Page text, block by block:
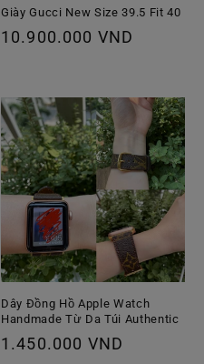
Giày Gucci New Size 39.5 Fit 40
Giá
10.900.000 VND
Dây Đồng Hồ Apple Watch
Handmade Từ Da Túi Authentic
Giá
1.450.000 VND